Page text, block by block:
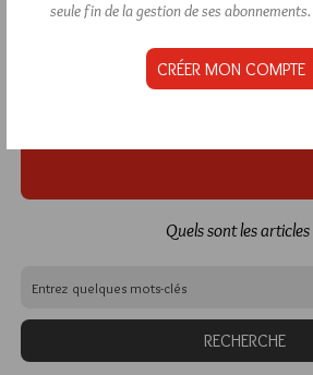
Hier vendredi 7 août 2026, Hiram.be a
Quels sont les
seule fin de la gestion de ses abonnements.
CRÉER MON COMPTE